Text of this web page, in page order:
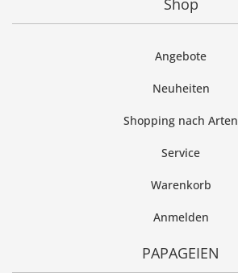
Angebote
Neuheiten
Shopping nach Arten
Service
Warenkorb
Anmelden
PAPAGEIEN